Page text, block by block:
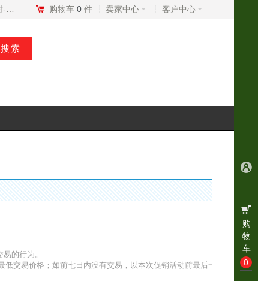
购物车 0 件 卖家中心 客户中心
购
物
车
0
的行为。
交易价格；如前七日内没有交易，以本次促销活动前最后一